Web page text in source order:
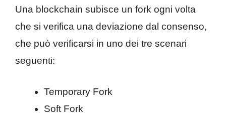
Una blockchain subisce un fork ogni volta
che si verifica una deviazione dal consenso,
che può verificarsi in uno dei tre scenari
seguenti:
Temporary Fork
Soft Fork